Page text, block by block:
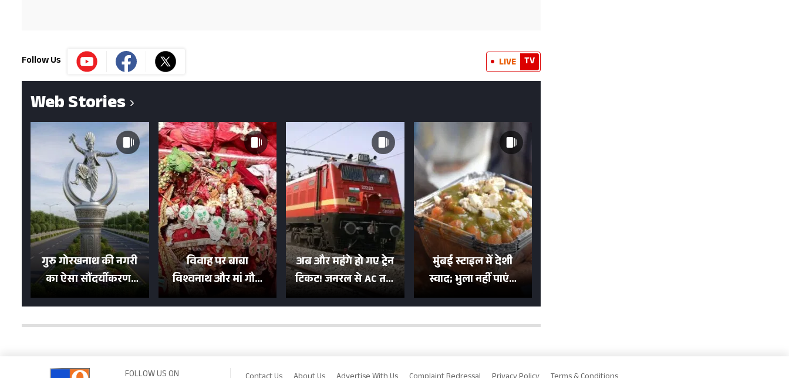
Follow Us LIVE TV
Web Stories
गुरु गोरखनाथ की नगरी
का ऐसा सौंदर्यीकरण!
मन मोह लेंगी शहर की
विवाह पर बाबा
विश्वनाथ और मां गौरा
को 6 लाख रुपये का
शगुन
अब और महंगे हो गए ट्रेन
टिकट! जनरल से AC तक
का बढ़ा किराया; दिल्ली
मुंबई स्टाइल में देशी
स्वाद; भुला नहीं पाएंगे
मुल्तानी छोले-पाव का
FOLLOW US ON